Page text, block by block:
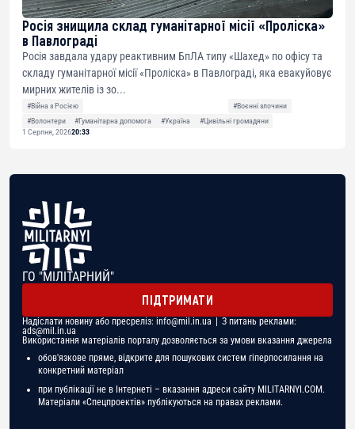
Росія знищила склад гуманітарної місії «Проліска»
в Павлограді
Росія завдала удару реактивним БпЛА типу «Шахед» по офісу та
складу гуманітарної місії «Проліска» в Павлограді, яка евакуйовує
мирних жителів із зо...
#Війна з Росією
#Воєнні злочини
#Волонтери
#Гуманітарна допомога #Україна
#Цивільні громадяни
1 Серпня, 202620:33
ГО "МІЛІТАРНИЙ"
ПІДТРИМАТИ
Надіслати новину або пресреліз: info@mil.in.ua | З питань реклами:
ads@mil.in.ua
Використання матеріалів порталу дозволяється за умови вказання джерела
обов'язкове пряме, відкрите для пошукових систем гіперпосилання на
конкретний матеріал
при публікації не в Інтернеті – вказання адреси сайту MILITARNYI.COM.
Матеріали «Спецпроектів» публікуються на правах реклами.